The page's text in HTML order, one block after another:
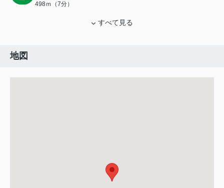
498ｍ（7分）
すべて見る
地図